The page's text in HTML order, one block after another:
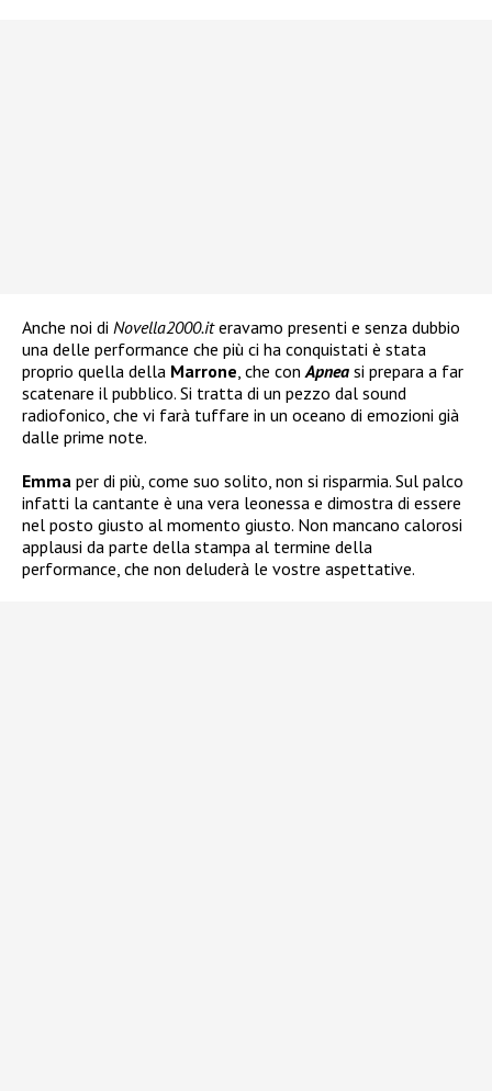
Anche noi di Novella2000.iteravamo presenti e senza dubbio
una delle performance che più ci ha conquistati è stata
proprio quella della Marrone, che conApnea si prepara a far
scatenare il pubblico. Si tratta di un pezzo dal sound
radiofonico, che vi farà tuffare in un oceano di emozioni già
dalle prime note.
Emma per di più, come suo solito, non si risparmia. Sul palco
infatti la cantante è una vera leonessa e dimostra di essere
nel posto giusto al momento giusto. Non mancano calorosi
applausi da parte della stampa al termine della
performance, che non deluderà le vostre aspettative.